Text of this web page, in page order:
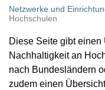
Netzwerke und
Hochschulen
Wechseln zu:
Diese Seite gibt
Nachhaltigkeit an
nach Bundesländern
zudem einen